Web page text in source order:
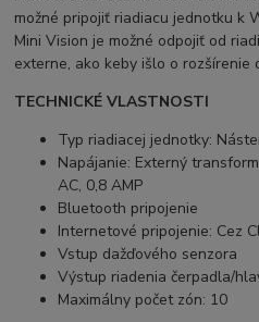
možné pripojiť riadiacu jednotku k
Mini Vision je možné odpojiť od
externe, ako keby išlo o rozšírenie
TECHNICKÉ VLASTNOSTI
Typ riadiacej jednotky:
Napájanie: Externý
AC, 0,8 AMP
Bluetooth pripojenie
Internetové pripojenie: Cez
Vstup dažďového senzora
Výstup riadenia čerpadla/
Maximálny počet zón: 10